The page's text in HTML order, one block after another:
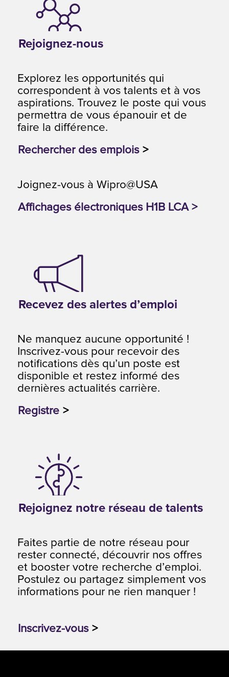
Rejoignez-nous
Explorez les opportunités qui
correspondent à vos talents et à vos
aspirations. Trouvez le poste qui vous
permettra de vous épanouir et de
faire la différence.
Rechercher des emplois >
Joignez-vous à Wipro@USA
Affichages électroniques H1B LCA >
Recevez des alertes d’emploi
Ne manquez aucune opportunité !
Inscrivez-vous pour recevoir des
notifications dès qu’un poste est
disponible et restez informé des
dernières actualités carrière.
Registre >
Rejoignez notre réseau de talents
Faites partie de notre réseau pour
rester connecté, découvrir nos offres
et booster votre recherche d’emploi.
Postulez ou partagez simplement vos
informations pour ne rien manquer !
Inscrivez-vous >